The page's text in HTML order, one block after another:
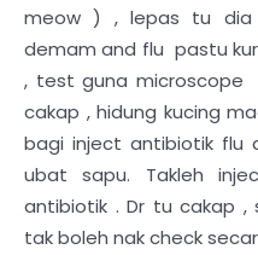
meow ) , lepas tu dia
demam and flu pastu
, test guna microscope
cakap , hidung kucing
bagi inject antibiotik flu
ubat sapu. Takleh
antibiotik . Dr tu cakap ,
tak boleh nak check